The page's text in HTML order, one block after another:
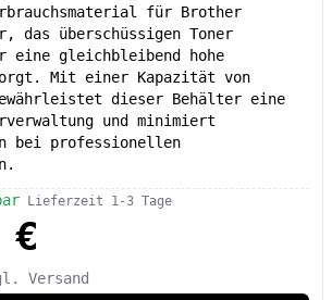
für Brother
das überschüssigen Toner
eine gleichbleibend hohe
Mit einer Kapazität von
dieser Behälter eine
und minimiert
bei professionellen
Lieferzeit 1-3 Tage
€
Versand